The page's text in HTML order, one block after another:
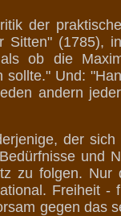
der
Sitten" (1785),
ob die
sollte." Und:
andern
der
und
zu folgen.
Freiheit
gegen das